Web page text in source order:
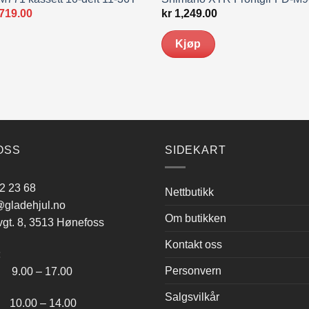
Nåværende
kr1,249.00
Kjøp
23 68
8, 3513 Hønefoss
– 17.00
– 14.00
SIDEKART
Nettbutikk
Om butikken
Kontakt oss
Personvern
Salgsvilkår